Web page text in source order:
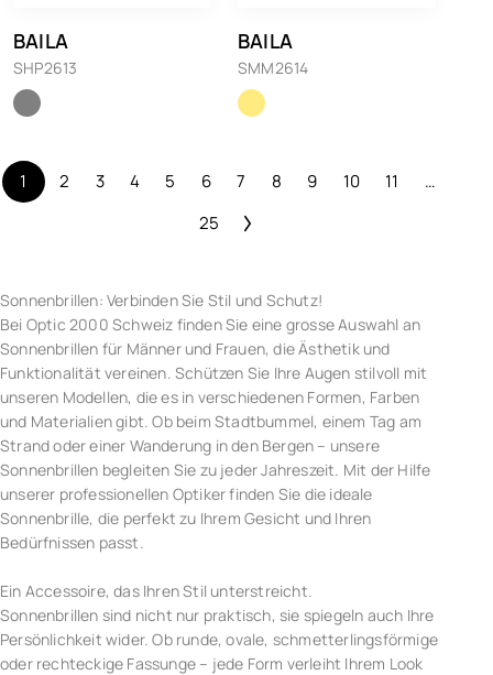
BAILA
SHP2613
BAILA
SMM2614
1 2 3 4 5 6 7 8 9 10 11
…
25
Sonnenbrillen: Verbinden Sie Stil und Schutz!
Bei Optic 2000 Schweiz finden Sie eine grosse Auswahl an
Sonnenbrillen für Männer und Frauen, die Ästhetik und
Funktionalität vereinen. Schützen Sie Ihre Augen stilvoll mit
unseren Modellen, die es in verschiedenen Formen, Farben
und Materialien gibt. Ob beim Stadtbummel, einem Tag am
Strand oder einer Wanderung in den Bergen – unsere
Sonnenbrillen begleiten Sie zu jeder Jahreszeit. Mit der Hilfe
unserer professionellen Optiker finden Sie die ideale
Sonnenbrille, die perfekt zu Ihrem Gesicht und Ihren
Bedürfnissen passt.
Ein Accessoire, das Ihren Stil unterstreicht.
Sonnenbrillen sind nicht nur praktisch, sie spiegeln auch Ihre
Persönlichkeit wider. Ob runde, ovale, schmetterlingsförmige
oder rechteckige Fassunge – jede Form verleiht Ihrem Look